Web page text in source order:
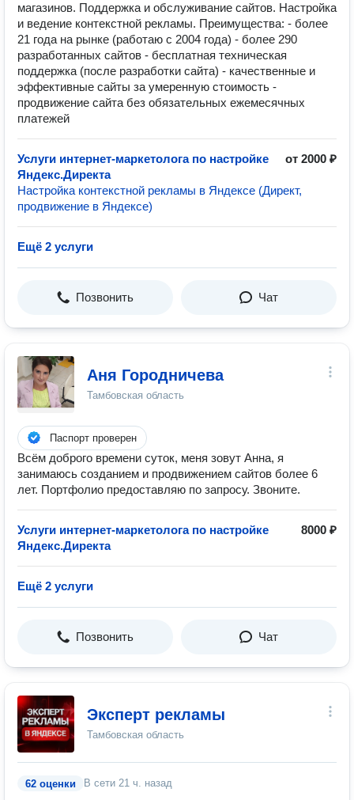
магазинов. Поддержка и обслуживание сайтов. Настройка
и ведение контекстной рекламы. Преимущества: - более
21 года на рынке (работаю с 2004 года) - более 290
разработанных сайтов - бесплатная техническая
поддержка (после разработки сайта) - качественные и
эффективные сайты за умеренную стоимость -
продвижение сайта без обязательных ежемесячных
платежей
Услуги интернет-маркетолога по настройке
Яндекс.Директа
от 2000 ₽
Настройка контекстной рекламы в Яндексе (Директ,
продвижение в Яндексе)
Ещё 2 услуги
Позвонить Чат
Аня Городничева
Тамбовская область
Паспорт проверен
Всём доброго времени суток, меня зовут Анна, я
занимаюсь созданием и продвижением сайтов более 6
лет. Портфолио предоставляю по запросу. Звоните.
Услуги интернет-маркетолога по настройке
Яндекс.Директа
8000 ₽
Ещё 2 услуги
Позвонить Чат
Эксперт рекламы
Тамбовская область
62 оценки В сети 21 ч. назад